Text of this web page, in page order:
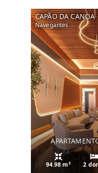
CAPÃO DA CANOA
Navegantes
94.98 m² 2